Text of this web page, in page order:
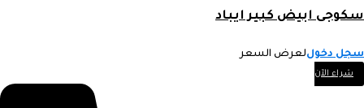
سكوجى ابيض كبير ايباد
سجل دخوللعرض السعر
شراء الآن